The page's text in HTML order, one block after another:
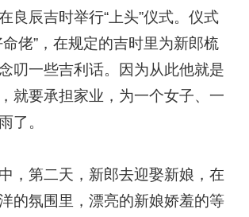
良辰吉时举行“上头”仪式。仪式
命佬”，在规定的吉时里为新郎梳
叨一些吉利话。因为从此他就是
就要承担家业，为一个女子、一
了。
，第二天，新郎去迎娶新娘，在
的氛围里，漂亮的新娘娇羞的等